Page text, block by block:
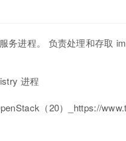
务进程。 负责处理和存取
进程